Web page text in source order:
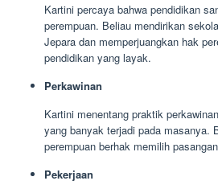
Kartini percaya bahwa pendidikan
perempuan. Beliau mendirikan
Jepara dan memperjuangkan hak
pendidikan yang layak.
Perkawinan
Kartini menentang praktik
yang banyak terjadi pada masanya.
perempuan berhak memilih
Pekerjaan